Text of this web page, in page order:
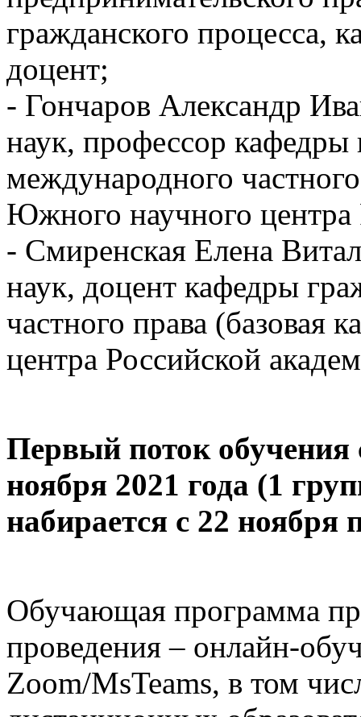
гражданского процесса,
доцент;
- Гончаров Александр
наук, профессор кафедры
международного
Южного научного центра
- Смиренская Елена
наук, доцент кафедры
частного права (базовая
центра Российской
Первый поток обучения
ноября 2021 года (1
набирается с 22 ноября
Обучающая программа
проведения – онлайн-
Zoom/MsTeams, в том